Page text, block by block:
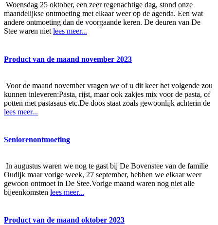
Woensdag 25 oktober, een zeer regenachtige dag, stond onze
maandelijkse ontmoeting met elkaar weer op de agenda. Een wat
andere ontmoeting dan de voorgaande keren. De deuren van De
Stee waren nietlees meer...
Product van de maand november 2023
Voor de maand november vragen we of u dit keer het volgende zou
kunnen inleveren:Pasta, rijst, maar ook zakjes mix voor de pasta, of
potten met pastasaus etc.De doos staat zoals gewoonlijk achterin de
lees meer...
Seniorenontmoeting
In augustus waren we nog te gast bij De Bovenstee van de familie
Oudijk maar vorige week, 27 september, hebben we elkaar weer
gewoon ontmoet in De Stee.Vorige maand waren nog niet alle
bijeenkomsten lees meer...
Product van de maand oktober 2023